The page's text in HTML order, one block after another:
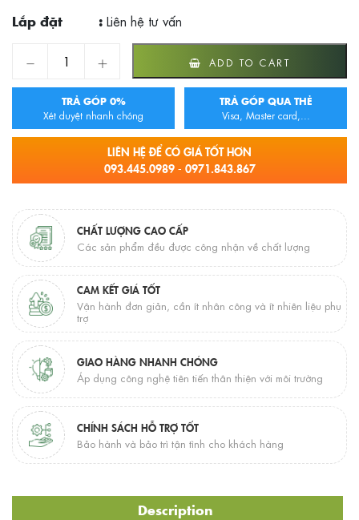
Lắp đặt : Liên hệ tư vấn
Bơm hút nước rửa chén SUS 304 NMPK00025 quantity
ADD TO CART
TRẢ GÓP 0%
Xét duyệt nhanh chóng
TRẢ GÓP QUA THẺ
Visa, Master card,...
LIÊN HỆ ĐỂ CÓ GIÁ TỐT HƠN
093.445.0989 - 0971.843.867
CHẤT LƯỢNG CAO CẤP
Các sản phẩm đều được công nhận về chất lượng
CAM KẾT GIÁ TỐT
Vận hành đơn giản, cần ít nhân công và ít nhiên liệu phụ
trợ
GIAO HÀNG NHANH CHÓNG
Áp dụng công nghệ tiên tiến thân thiện với môi trường
CHÍNH SÁCH HỖ TRỢ TỐT
Bảo hành và bảo trì tận tình cho khách hàng
Description